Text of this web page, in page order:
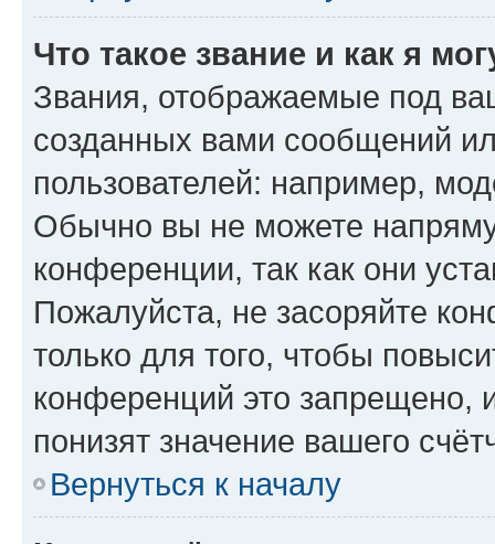
Что такое звание и как я
Звания, отображаемые под
созданных вами сообщений
пользователей: например,
Обычно вы не можете
конференции, так как они
Пожалуйста, не засоряйте
только для того, чтобы
конференций это запрещено,
понизят значение вашего
Вернуться к началу